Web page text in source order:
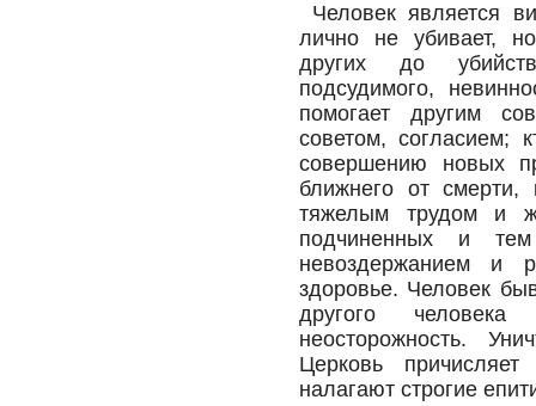
Человек является
лично не убивает,
других до
подсудимого,
помогает другим
советом, согласием;
совершению новых
ближнего от смерти,
тяжелым трудом и
подчиненных и
невоздержанием и
здоровье. Человек
другого
неосторожность.
Церковь
налагают строгие